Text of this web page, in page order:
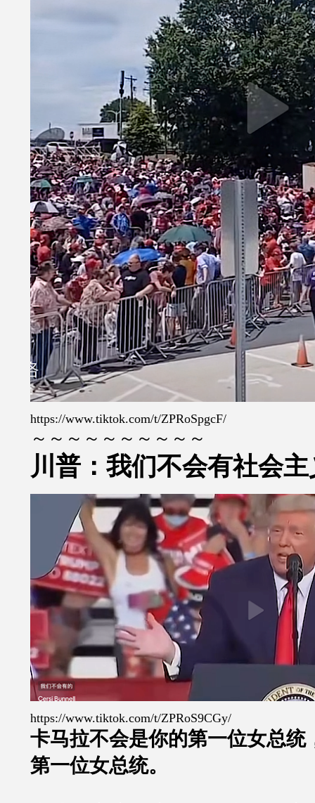
https://www.tiktok.com/t/ZPRoSpgcF/
～～～～～～～～～～
川普：我们不会有社会
https://www.tiktok.com/t/ZPRoS9CGy/
卡马拉不会是你的第一位女总统
第一位女总统。